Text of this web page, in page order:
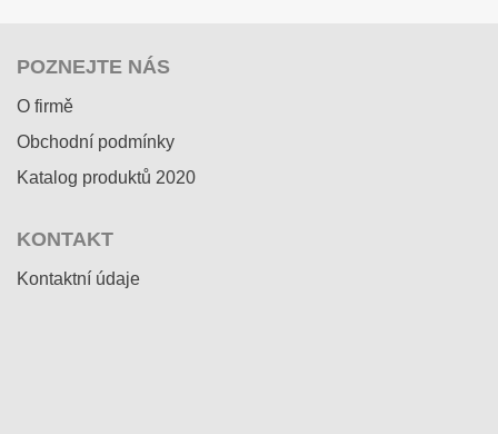
POZNEJTE NÁS
O firmě
Obchodní podmínky
Katalog produktů 2020
KONTAKT
Kontaktní údaje